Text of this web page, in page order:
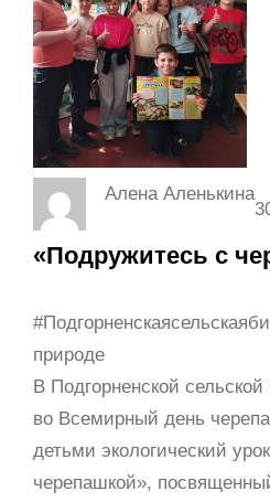
Алена Аленькина
«Подружитесь с
природе
В Подгорненской
во Всемирный день
детьми экологический
черепашкой»,